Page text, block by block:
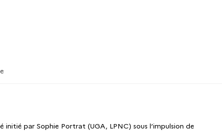
par Sophie Portrat (UGA, LPNC) sous l’impulsion de